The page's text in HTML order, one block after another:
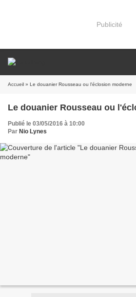
Publicité
Accueil » Le douanier Rousseau ou l'éclosion moderne
Le douanier Rousseau ou
Publié le 03/05/2016 à 10:00
Par Nio Lynes